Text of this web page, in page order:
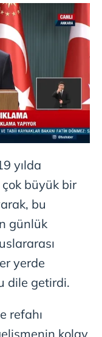
yılda
büyük bir
bu
günlük
yerde
dile getirdi.
refahı
kolay